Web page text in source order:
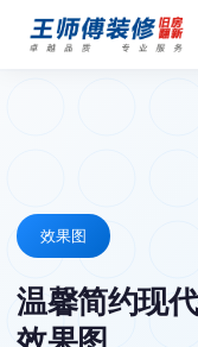
效果图
温馨简约现